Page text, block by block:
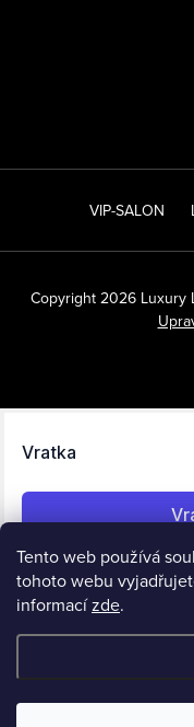
Tento web používá
tohoto webu
informacízde.
VIP-SALON
Copyright 2026 Luxury